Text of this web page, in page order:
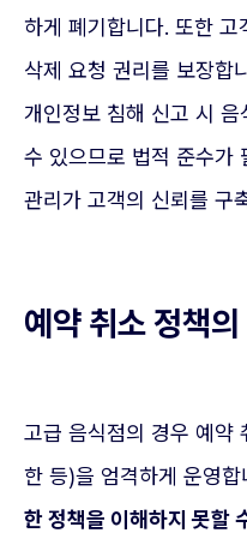
하게 폐기합니다. 또한 고
삭제 요청 권리를 보장합
개인정보 침해 신고 시
수 있으므로 법적 준수가
관리가 고객의 신뢰를 구
예약 취소 정책
고급 음식점의 경우 예약
한 등)을 엄격하게 운영합
한 정책을 이해하지 못할